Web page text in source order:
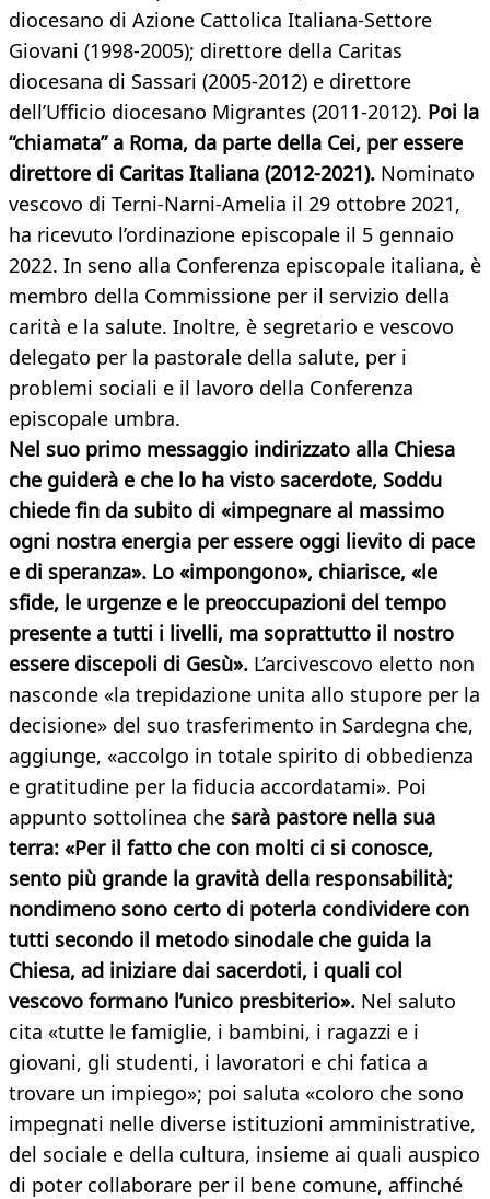
diocesano di Azione Cattolica Italiana-Settore
Giovani (1998-2005); direttore della Caritas
diocesana di Sassari (2005-2012) e direttore
dell’Ufficio diocesano Migrantes (2011-2012). Poi la
“chiamata” a Roma, da parte della Cei, per essere
direttore di Caritas Italiana (2012-2021). Nominato
vescovo di Terni-Narni-Amelia il 29 ottobre 2021,
ha ricevuto l’ordinazione episcopale il 5 gennaio
2022. In seno alla Conferenza episcopale italiana, è
membro della Commissione per il servizio della
carità e la salute. Inoltre, è segretario e vescovo
delegato per la pastorale della salute, per i
problemi sociali e il lavoro della Conferenza
episcopale umbra.
Nel suo primo messaggio indirizzato alla Chiesa
che guiderà e che lo ha visto sacerdote, Soddu
chiede fin da subito di «impegnare al massimo
ogni nostra energia per essere oggi lievito di pace
e di speranza». Lo «impongono», chiarisce, «le
sfide, le urgenze e le preoccupazioni del tempo
presente a tutti i livelli, ma soprattutto il nostro
essere discepoli di Gesù». L’arcivescovo eletto non
nasconde «la trepidazione unita allo stupore per la
decisione» del suo trasferimento in Sardegna che,
aggiunge, «accolgo in totale spirito di obbedienza
e gratitudine per la fiducia accordatami». Poi
appunto sottolinea che sarà pastore nella sua
terra: «Per il fatto che con molti ci si conosce,
sento più grande la gravità della responsabilità;
nondimeno sono certo di poterla condividere con
tutti secondo il metodo sinodale che guida la
Chiesa, ad iniziare dai sacerdoti, i quali col
vescovo formano l’unico presbiterio». Nel saluto
cita «tutte le famiglie, i bambini, i ragazzi e i
giovani, gli studenti, i lavoratori e chi fatica a
trovare un impiego»; poi saluta «coloro che sono
impegnati nelle diverse istituzioni amministrative,
del sociale e della cultura, insieme ai quali auspico
di poter collaborare per il bene comune, affinché